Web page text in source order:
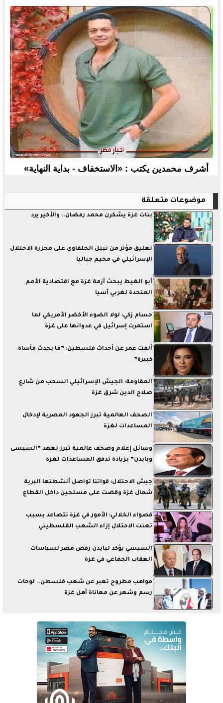
أشرف محمدين يكتب : «الاستخفاف - بداية النهاية»
موضوعات متعلقة
بنات غزة يشكرن محمد رمضان.. والأخير يرد
تعليق مؤثر من نبيل الحلفاوي على مجزرة الاحتلال
الإسرائيلي في مخيم جباليا
أبو الغيط يبحث أزمة غزة مع اقتصادية الأمم
المتحدة لغربي آسيا
حسام زكي: لولا الضوء الأخضر الأمريكي لما
استمرت إسرائيل في عدوانها على غزة
ألفت عمر عن أحداث فلسطين: ”ما يحدث مأساة
كبيرة”
المقاومة: الجيش الإسرائيلي انسحب من شارع
صلاح الدين شرق غزة
الصحف العالمية تبرز الجهود المصرية لإدخال
المساعدات لغزة
وسائل إعلام وصحف عالمية تبرز تعهد ”السيسى
وبايدن” بزيادة تدفق المساعدات لغزة
جيش الاحتلال: قواتنا تواصل أنشطتها البرية
شمال غزة وقضت على مسلحين داخل القطاع
قصواء الخلالي: الأمور في غزة تتصاعد بسبب
تعنت الاحتلال إزاء الشعب الفلسطيني
السيسي يؤكد لبايدن رفض مصر لسياسات
العقاب الجماعي في غزة
مواهب مطروح تعبر عن شعب فلسطن.. لوحات
رسم وشعر عن معاناة أهل غزة